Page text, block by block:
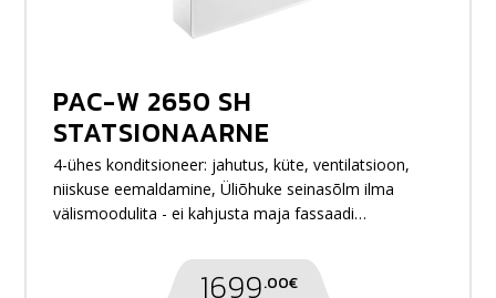
PAC-W 2650 SH
STATSIONAARNE
KONDITSIONEER
4-ühes konditsioneer: jahutus, küte, ventilatsioon,
niiskuse eemaldamine, Üliõhuke seinasõlm ilma
välismoodulita - ei kahjusta maja fassaadi
juhtimine nutitseadme mobiilirakendusega
1699.00€